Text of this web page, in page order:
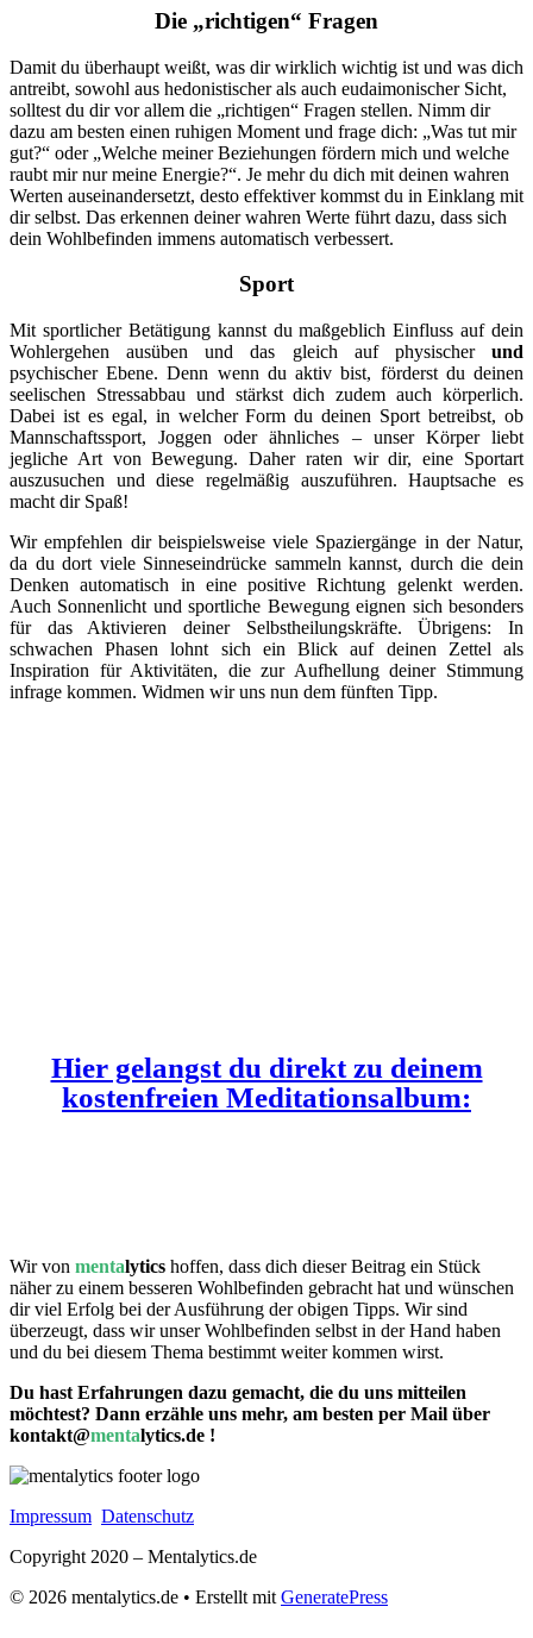
Die „richtigen“ Fragen
Damit du überhaupt weißt, was dir wirklich wichtig ist und was dich
antreibt, sowohl aus hedonistischer als auch eudaimonischer Sicht,
solltest du dir vor allem die „richtigen“ Fragen stellen. Nimm dir
dazu am besten einen ruhigen Moment und frage dich: „Was tut mir
gut?“ oder „Welche meiner Beziehungen fördern mich und welche
raubt mir nur meine Energie?“. Je mehr du dich mit deinen wahren
Werten auseinandersetzt, desto effektiver kommst du in Einklang mit
dir selbst. Das erkennen deiner wahren Werte führt dazu, dass sich
dein Wohlbefinden immens automatisch verbessert.
Sport
Mit sportlicher Betätigung kannst du maßgeblich Einfluss auf dein
Wohlergehen ausüben und das gleich auf physischer und
psychischer Ebene. Denn wenn du aktiv bist, förderst du deinen
seelischen Stressabbau und stärkst dich zudem auch körperlich.
Dabei ist es egal, in welcher Form du deinen Sport betreibst, ob
Mannschaftssport, Joggen oder ähnliches – unser Körper liebt
jegliche Art von Bewegung. Daher raten wir dir, eine Sportart
auszusuchen und diese regelmäßig auszuführen. Hauptsache es
macht dir Spaß!
Wir empfehlen dir beispielsweise viele Spaziergänge in der Natur,
da du dort viele Sinneseindrücke sammeln kannst, durch die dein
Denken automatisch in eine positive Richtung gelenkt werden.
Auch Sonnenlicht und sportliche Bewegung eignen sich besonders
für das Aktivieren deiner Selbstheilungskräfte. Übrigens: In
schwachen Phasen lohnt sich ein Blick auf deinen Zettel als
Inspiration für Aktivitäten, die zur Aufhellung deiner Stimmung
infrage kommen. Widmen wir uns nun dem fünften Tipp.
Hier gelangst du direkt zu deinem
kostenfreien Meditationsalbum:
Wir von mentalytics hoffen, dass dich dieser Beitrag ein Stück
näher zu einem besseren Wohlbefinden gebracht hat und wünschen
dir viel Erfolg bei der Ausführung der obigen Tipps. Wir sind
überzeugt, dass wir unser Wohlbefinden selbst in der Hand haben
und du bei diesem Thema bestimmt weiter kommen wirst.
Du hast Erfahrungen dazu gemacht, die du uns mitteilen
möchtest? Dann erzähle uns mehr, am besten per Mail über
kontakt@mentalytics.de !
Impressum Datenschutz
Copyright 2020 – Mentalytics.de
© 2026 mentalytics.de • Erstellt mit GeneratePress